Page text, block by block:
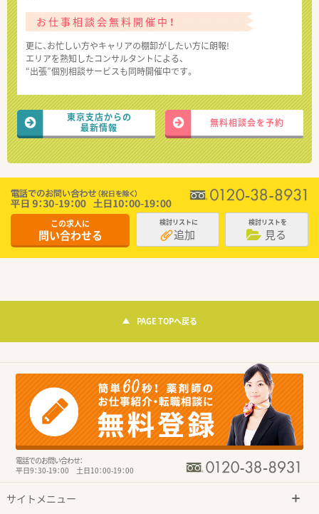
お仕事相談会無料開催中！
更に、お忙しい方やキャリアの棚卸がしたい方に朗報!
エリアを熟知したコンサルタントによる、
“出張”個別相談サービスも同時開催中です。
東京支店からの
最新情報
無料相談会を予約
この求人に
問い合わせる
検討リストに
追加
検討リストを
見る
PAGE TOPへ戻る
電話でのお問い合わせ：
平日9：30-19：00 土日10：00-19：00
サイトメニュー